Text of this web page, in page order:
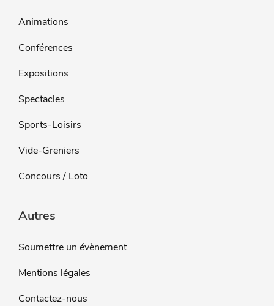
Animations
Conférences
Expositions
Spectacles
Sports-Loisirs
Vide-Greniers
Concours / Loto
Autres
Soumettre un évènement
Mentions légales
Contactez-nous